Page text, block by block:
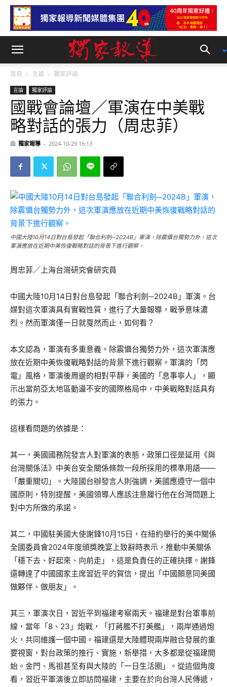
首頁 言論 獨家評論
言論 獨家評論
國戰會論壇／軍演在中美戰
略對話的張力（周忠菲）
由 獨家報導 - 2024-10-29 16:13
中國大陸10月14日對台島發起「聯合利劍─2024B」軍演，除震懾台獨勢力外，這次
軍演應放在近期中美恢復戰略對話的背景下進行觀察。
周忠菲／上海台灣研究會研究員
中國大陸10月14日對台島發起「聯合利劍─2024B」軍演。台
媒對這次軍演具有實戰性質，進行了大量報導，戰爭意味濃
烈。然而軍演僅一日就戛然而止，如何看？
本文認為，軍演有多重意義。除震懾台獨勢力外，這次軍演應
放在近期中美恢復戰略對話的背景下進行觀察。軍演的「閃
電」風格，軍演後周邊的相對平靜，美國的「息事寧人」，顯
示出當前亞太地區動盪不安的國際格局中，中美戰略對話具有
的張力。
這樣看問題的依據是：
其一，美國國務院發言人對軍演的表態，政策口徑是延用《與
台灣關係法》中美台安全關係條款一段所採用的標準用語——
「嚴重關切」。大陸國台辦發言人則強調，美國應遵守一個中
國原則，特別提醒，美國領導人應該注意履行他在台灣問題上
對中方所做的承諾。
其二，中國駐美國大使謝鋒10月15日，在紐約舉行的美中關係
全國委員會2024年度頒獎晚宴上致辭時表示，推動中美關係
「穩下去、好起來、向前走」，這是負責任的正確抉擇。謝鋒
還轉達了中國國家主席習近平的賀信，提出「中國願意同美國
做夥伴、做朋友」。
其三，軍演次日，習近平到福建考察兩天。福建是對台軍事前
線，當年「8、23」炮戰，「打蔣艦不打美艦」，兩岸通過炮
火，共同維護一個中國。福建還是大陸體現兩岸融合發展的重
要視窗，對台政策的推行、實施，新舉措，大多都是從福建開
始。金門、馬祖甚至有與大陸的「一日生活圈」。從這個角度
看，習近平軍演後立即訪問福建，主要在於向台灣人民傳遞，